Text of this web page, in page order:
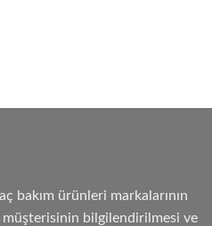
bakım ürünleri markalarının
müşterisinin bilgilendirilmesi ve